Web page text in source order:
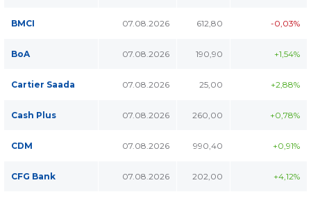
BMCI 07.08.2026 612,80 -0,03%
BoA 07.08.2026 190,90 +1,54%
Cartier Saada 07.08.2026 25,00 +2,88%
Cash Plus 07.08.2026 260,00 +0,78%
CDM 07.08.2026 990,40 +0,91%
CFG Bank 07.08.2026 202,00 +4,12%